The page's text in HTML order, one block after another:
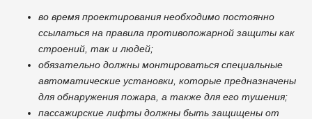
во время проектирования необходимо постоянно
ссылаться на правила противопожарной защиты как
строений, так и людей;
обязательно должны монтироваться специальные
автоматические установки, которые предназначены
для обнаружения пожара, а также для его тушения;
пассажирские лифты должны быть защищены от